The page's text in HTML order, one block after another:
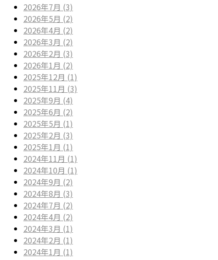
2026年7月 (3)
2026年5月 (2)
2026年4月 (2)
2026年3月 (2)
2026年2月 (3)
2026年1月 (2)
2025年12月 (1)
2025年11月 (3)
2025年9月 (4)
2025年6月 (2)
2025年5月 (1)
2025年2月 (3)
2025年1月 (1)
2024年11月 (1)
2024年10月 (1)
2024年9月 (2)
2024年8月 (3)
2024年7月 (2)
2024年4月 (2)
2024年3月 (1)
2024年2月 (1)
2024年1月 (1)